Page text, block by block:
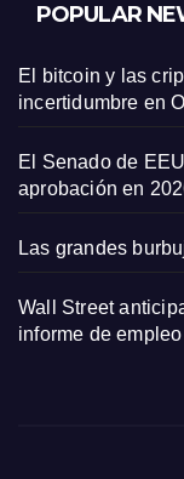
POPULAR
El bitcoin y las
incertidumbre en
El Senado de
aprobación en
Las grandes
Wall Street
informe de